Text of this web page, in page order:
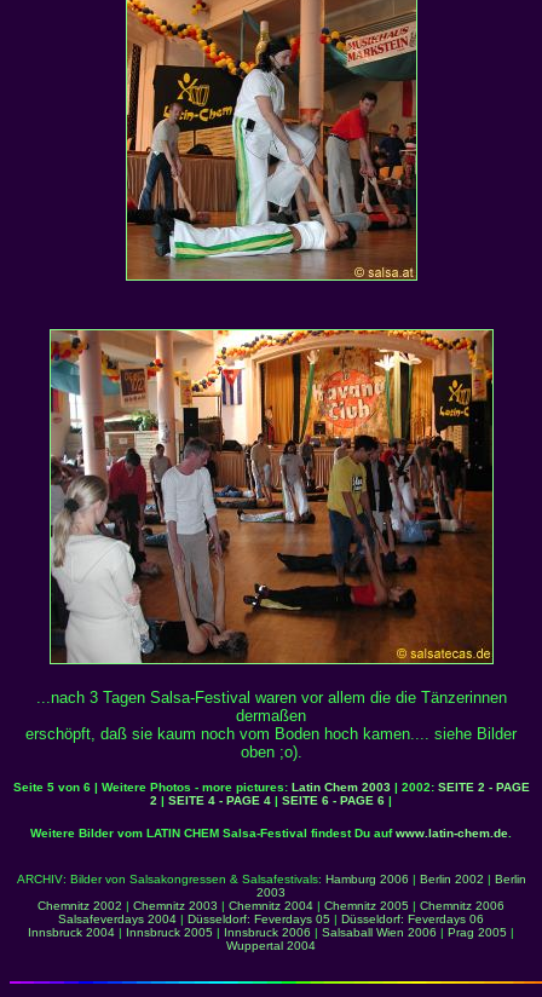
...nach 3 Tagen Salsa-Festival waren vor allem die die Tänzerinnen
dermaßen
erschöpft, daß sie kaum noch vom Boden hoch kamen.... siehe Bilder
oben ;o).
Seite 5 von 6 | Weitere Photos - more pictures: Latin Chem 2003| 2002: SEITE 2 - PAGE
2 | SEITE 4 - PAGE 4 | SEITE 6 - PAGE 6 |
Weitere Bilder vom LATIN CHEM Salsa-Festival findest Du aufwww.latin-chem.de
ARCHIV: Bilder von Salsakongressen & Salsafestivals: Hamburg 2006 | Berlin 2002 | Berlin
2003
Chemnitz 2002 | Chemnitz 2003 | Chemnitz 2004 | Chemnitz 2005 | Chemnitz 2006
Salsafeverdays 2004 | Düsseldorf: Feverdays 05 | Düsseldorf: Feverdays 06
Innsbruck 2004 | Innsbruck 2005 | Innsbruck 2006 | Salsaball Wien 2006 | Prag 2005 |
Wuppertal 2004